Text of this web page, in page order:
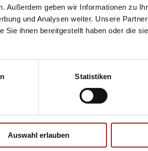
Außerdem geben wir Informationen zu
und Analysen weiter. Unsere
Sie ihnen bereitgestellt haben oder die
Statistiken
Auswahl erlauben
Klasse bei entl.